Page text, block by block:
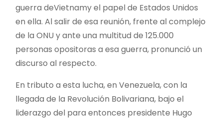
guerra deVietnamy el papel de Estados Unidos
en ella. Al salir de esa reunión, frente al complejo
de la ONU y ante una multitud de 125.000
personas opositoras a esa guerra, pronunció un
discurso al respecto.
En tributo a esta lucha, en Venezuela, con la
llegada de la Revolución Bolivariana, bajo el
liderazgo del para entonces presidente Hugo